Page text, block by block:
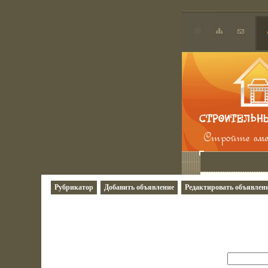
Рубрикатор Добавить объявление Редактировать